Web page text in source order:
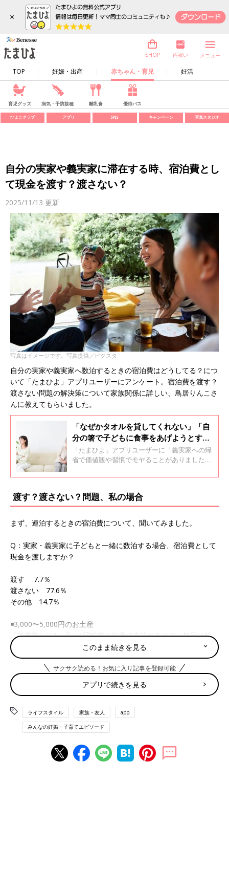
×
TOP 妊娠・出産 赤ちゃん・育児 妊活
SHOP 内祝い メニュー
育児グッズ 病気・予防接種 離乳食 優待パス
ひよこクラブ アプリ SNS キャンペーン 写真スタジオ
自分の実家や義実家に滞在する時、宿泊費とし
て現金を渡す？渡さない？
2025/11/13 更新
写真はイメージです。写真提供／ピクスタ
自分の実家や義実家へ数泊するときの宿泊費はどうしてる？につ
いて「たまひよ」アプリユーザーにアンケート。宿泊費を渡す？
渡さない問題の解決策について家族関係に詳しい、鳥居りんこさ
んに教えてもらいました。
「なぜかタオルを貸してくれない」「自
分の箸で子どもに食事をあげようとす
る」などなど。義実家への帰省でモヤっ
たエピソード
「たまひよ」アプリユーザーに「義実家への帰
省で価値観や習慣でモヤることがありました
集。ママたちの愚痴コメントが届く一方で、
痴も届きました。2児の母であり、子育てアド
バイザーの長島ともこさんに聞きました。
渡す？渡さない？問題、私の場合
まず、連泊するときの宿泊費について、聞いてみました。
Q：実家・義実家に子どもと一緒に数泊する場合、宿泊費として
現金を渡しますか？
渡す 7.7％
渡さない 77.6％
その他 14.7％
◾️3,000〜5,000円のお土産
「義実家へは1ヶ月に1回程度の頻度で来訪するので、毎回は持っ
ていきませんが、バレンタイン、誰かの誕生日などイベントの時
に予算3,000～5,000円のものを持っていきます。実家は遠方なの
で、帰省時に事前に欲しいものを聞いて買っていくか、特に希望
がない時は義実家と同様の額で購入し、お土産を渡します！」
（こっちゃん）
◾️買い物や食事の時の会計は私もちに
「渡すとかえって気を遣われるので渡しません。出産で2ヶ月程
た。実家では、一緒に買い物や食事に行ったタイミングでこちら
が会計を持つことで普段のお礼代わりにしています。義実家には
このまま続きを見る
サクサク読める！お気に入り記事を登録可能
アプリで続きを見る
ライフスタイル 家族・友人 app
みんなの妊娠・子育てエピソード